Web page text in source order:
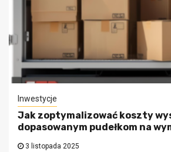
Inwestycje
Jak zoptymalizować koszty
dopasowanym pudełkom na
3 listopada 2025